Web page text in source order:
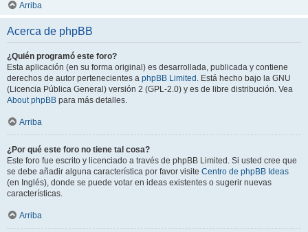
Arriba
Acerca de phpBB
¿Quién programó este foro?
Esta aplicación (en su forma original) es desarrollada, publicada y contiene
derechos de autor pertenecientes a phpBB Limited . Está hecho bajo la GNU
(Licencia Pública General) versión 2 (GPL-2.0) y es de libre distribución. Vea
About phpBB para más detalles.
Arriba
¿Por qué este foro no tiene tal cosa?
Este foro fue escrito y licenciado a través de phpBB Limited. Si usted cree que
se debe añadir alguna característica por favor visite Centro de phpBB Ideas
(en Inglés), donde se puede votar en ideas existentes o sugerir nuevas
características.
Arriba